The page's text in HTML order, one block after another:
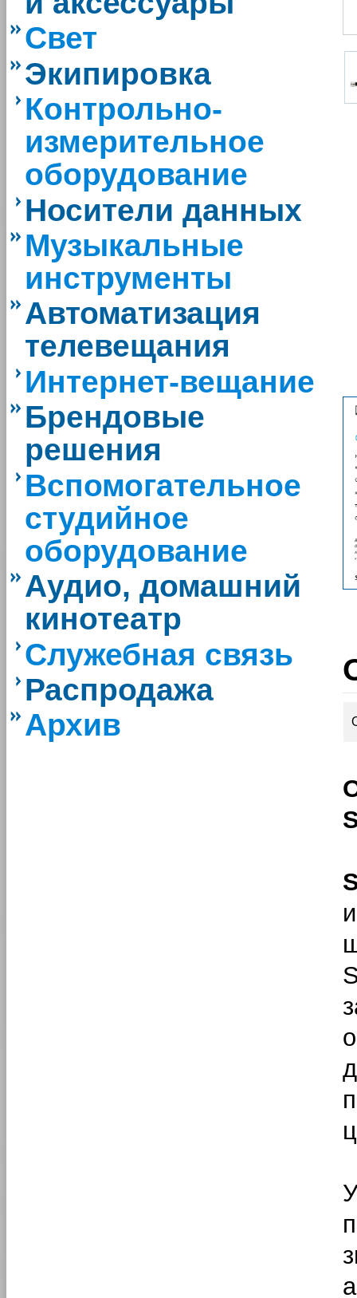
Свет
Экипировка
Контрольно-
измерительное
оборудование
Носители данных
Музыкальные
инструменты
Автоматизация
телевещания
Интернет-вещание
Брендовые
решения
Вспомогательное
студийное
оборудование
Аудио, домашний
кинотеатр
Служебная связь
Распродажа
Архив